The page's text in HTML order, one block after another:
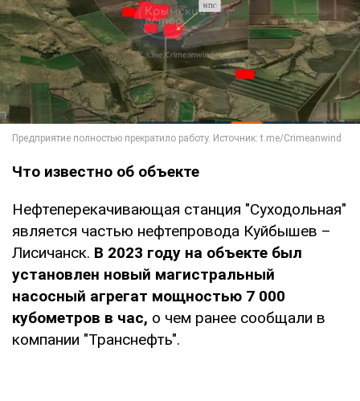
Что известно об объекте
Нефтеперекачивающая станция "Суходольная"
является частью нефтепровода Куйбышев –
Лисичанск. В 2023 году на объекте был
установлен новый магистральный
насосный агрегат мощностью 7 000
кубометров в час, о чем ранее сообщали в
компании "Транснефть".